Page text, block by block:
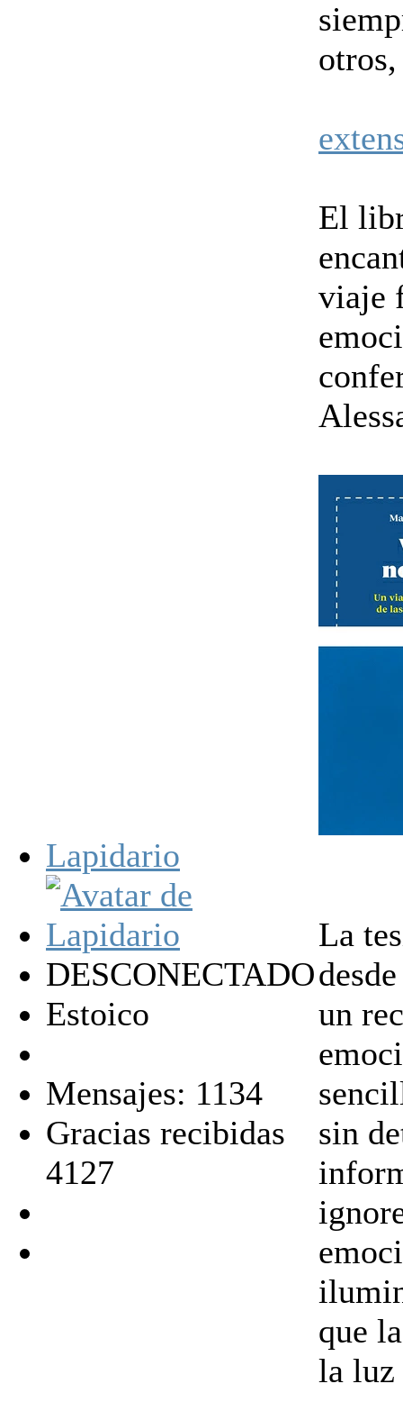
Lapidario
DESCONECTADO
Estoico
Mensajes: 1134
Gracias recibidas
4127
El
viaje
La
un
sin
que
la luz